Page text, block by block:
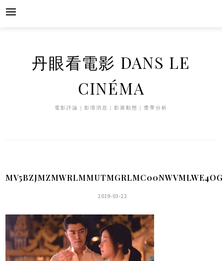
Skip
丹眼看電影 DANS LE
CINÉMA
電影評論｜影壇消息｜影展動態｜獎季分析
2019-03-22